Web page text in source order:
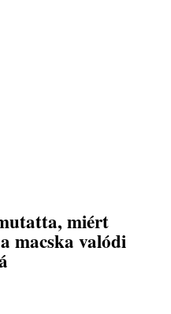
miért
macska valódi